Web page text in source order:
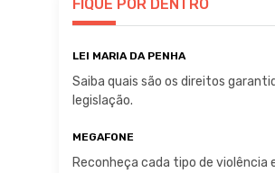
FIQUE POR DENTRO
LEI MARIA DA PENHA
Saiba quais são os direitos
legislação.
MEGAFONE
Reconheça cada tipo de violência